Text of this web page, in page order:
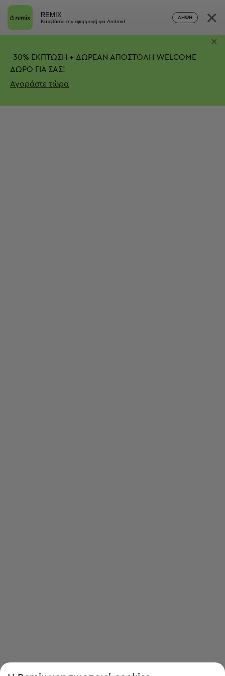
REMIX
Κατεβάστε την εφαρμογή για Android
ΛΉΨΗ ×
-30% ΕΚΠΤΩΣΗ + ΔΩΡΕΑΝ ΑΠΟΣΤΟΛΗ WELCOME
ΔΩΡΟ ΓΙΑ ΣΑΣ!
Αγοράστε τώρα
×